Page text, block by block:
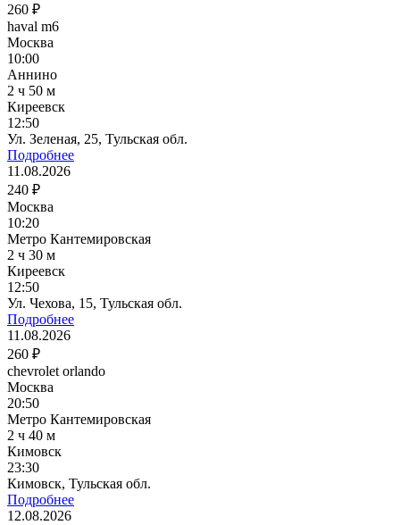
260 ₽
haval m6
Москва
10:00
Аннино
2 ч 50 м
Киреевск
12:50
Ул. Зеленая, 25, Тульская обл.
Подробнее
11.08.2026
240 ₽
Москва
10:20
Метро Кантемировская
2 ч 30 м
Киреевск
12:50
Ул. Чехова, 15, Тульская обл.
Подробнее
11.08.2026
260 ₽
chevrolet orlando
Москва
20:50
Метро Кантемировская
2 ч 40 м
Кимовск
23:30
Кимовск, Тульская обл.
Подробнее
12.08.2026